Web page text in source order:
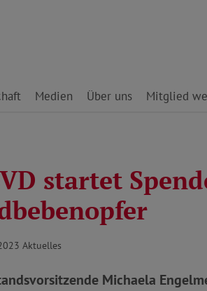
Medien Über uns Mitglied
startet
Aktuelles
Michaela